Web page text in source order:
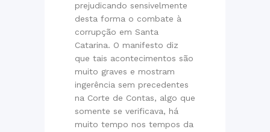
prejudicando sensivelmente
desta forma o combate à
corrupção em Santa
Catarina. O manifesto diz
que tais acontecimentos são
muito graves e mostram
ingerência sem precedentes
na Corte de Contas, algo que
somente se verificava, há
muito tempo nos tempos da